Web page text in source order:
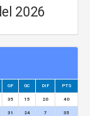
2026
GF GC DIF PTS
35 15 20 40
31 24 7 35